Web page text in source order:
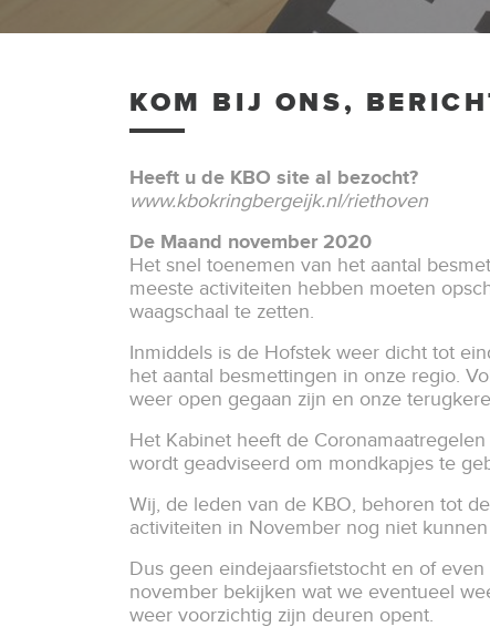
KOM BIJ ONS,
Heeft u de KBO site al bezocht?
www.kbokringbergeijk.nl/riethoven
De Maand november 2020
Het snel toenemen van het aantal
meeste activiteiten hebben moeten
waagschaal te zetten.
Inmiddels is de Hofstek weer dicht tot
het aantal besmettingen in onze regio.
weer open gegaan zijn en onze
Het Kabinet heeft de
wordt geadviseerd om mondkapjes te
Wij, de leden van de KBO, behoren tot
activiteiten in November nog niet
Dus geen eindejaarsfietstocht en of
november bekijken wat we eventueel
weer voorzichtig zijn deuren opent.